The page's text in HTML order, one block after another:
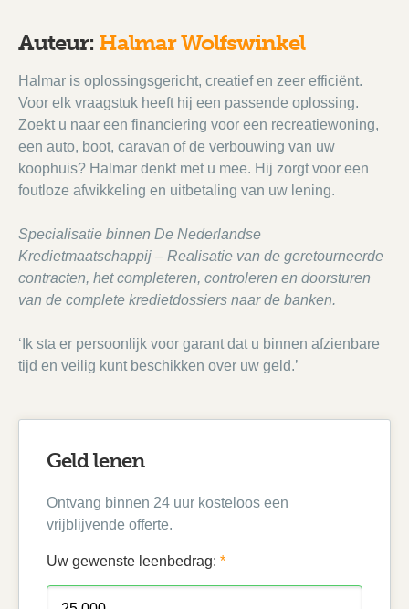
Auteur: Halmar Wolfswinkel
Halmar is oplossingsgericht, creatief en zeer efficiënt.
Voor elk vraagstuk heeft hij een passende oplossing.
Zoekt u naar een financiering voor een recreatiewoning,
een auto, boot, caravan of de verbouwing van uw
koophuis? Halmar denkt met u mee. Hij zorgt voor een
foutloze afwikkeling en uitbetaling van uw lening.
Specialisatie binnen De Nederlandse
Kredietmaatschappij – Realisatie van de geretourneerde
contracten, het completeren, controleren en doorsturen
van de complete kredietdossiers naar de banken.
‘Ik sta er persoonlijk voor garant dat u binnen afzienbare
tijd en veilig kunt beschikken over uw geld.’
Geld lenen
Ontvang binnen 24 uur kosteloos een
vrijblijvende offerte.
Uw gewenste leenbedrag: *